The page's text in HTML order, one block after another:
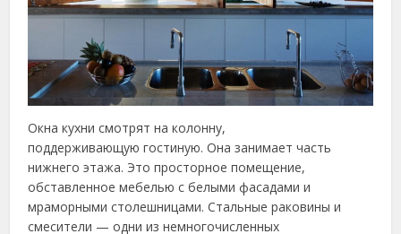
Окна кухни смотрят на колонну,
поддерживающую гостиную. Она занимает часть
нижнего этажа. Это просторное помещение,
обставленное мебелью с белыми фасадами и
мраморными столешницами. Стальные раковины и
смесители — одни из немногочисленных